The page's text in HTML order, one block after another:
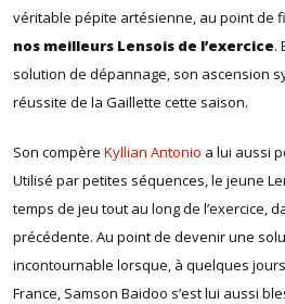
véritable pépite artésienne, au point de
nos meilleurs Lensois de l’exercice.
solution de dépannage, son ascension
réussite de la Gaillette cette saison.
Son compère Kyllian Antonio a lui aussi
Utilisé par petites séquences, le jeune
temps de jeu tout au long de l’exercice,
précédente. Au point de devenir une
incontournable lorsque, à quelques
France, Samson Baidoo s’est lui aussi